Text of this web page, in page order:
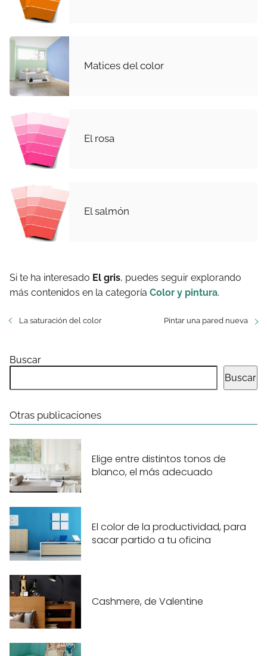
Matices del color
El rosa
El salmón
Si te ha interesado El gris, puedes seguir explorando
más contenidos en la categoría Color y pintura.
La saturación del color Pintar una pared nueva
Buscar
Buscar
Otras publicaciones
Elige entre distintos tonos de
blanco, el más adecuado
El color de la productividad, para
sacar partido a tu oficina
Cashmere, de Valentine